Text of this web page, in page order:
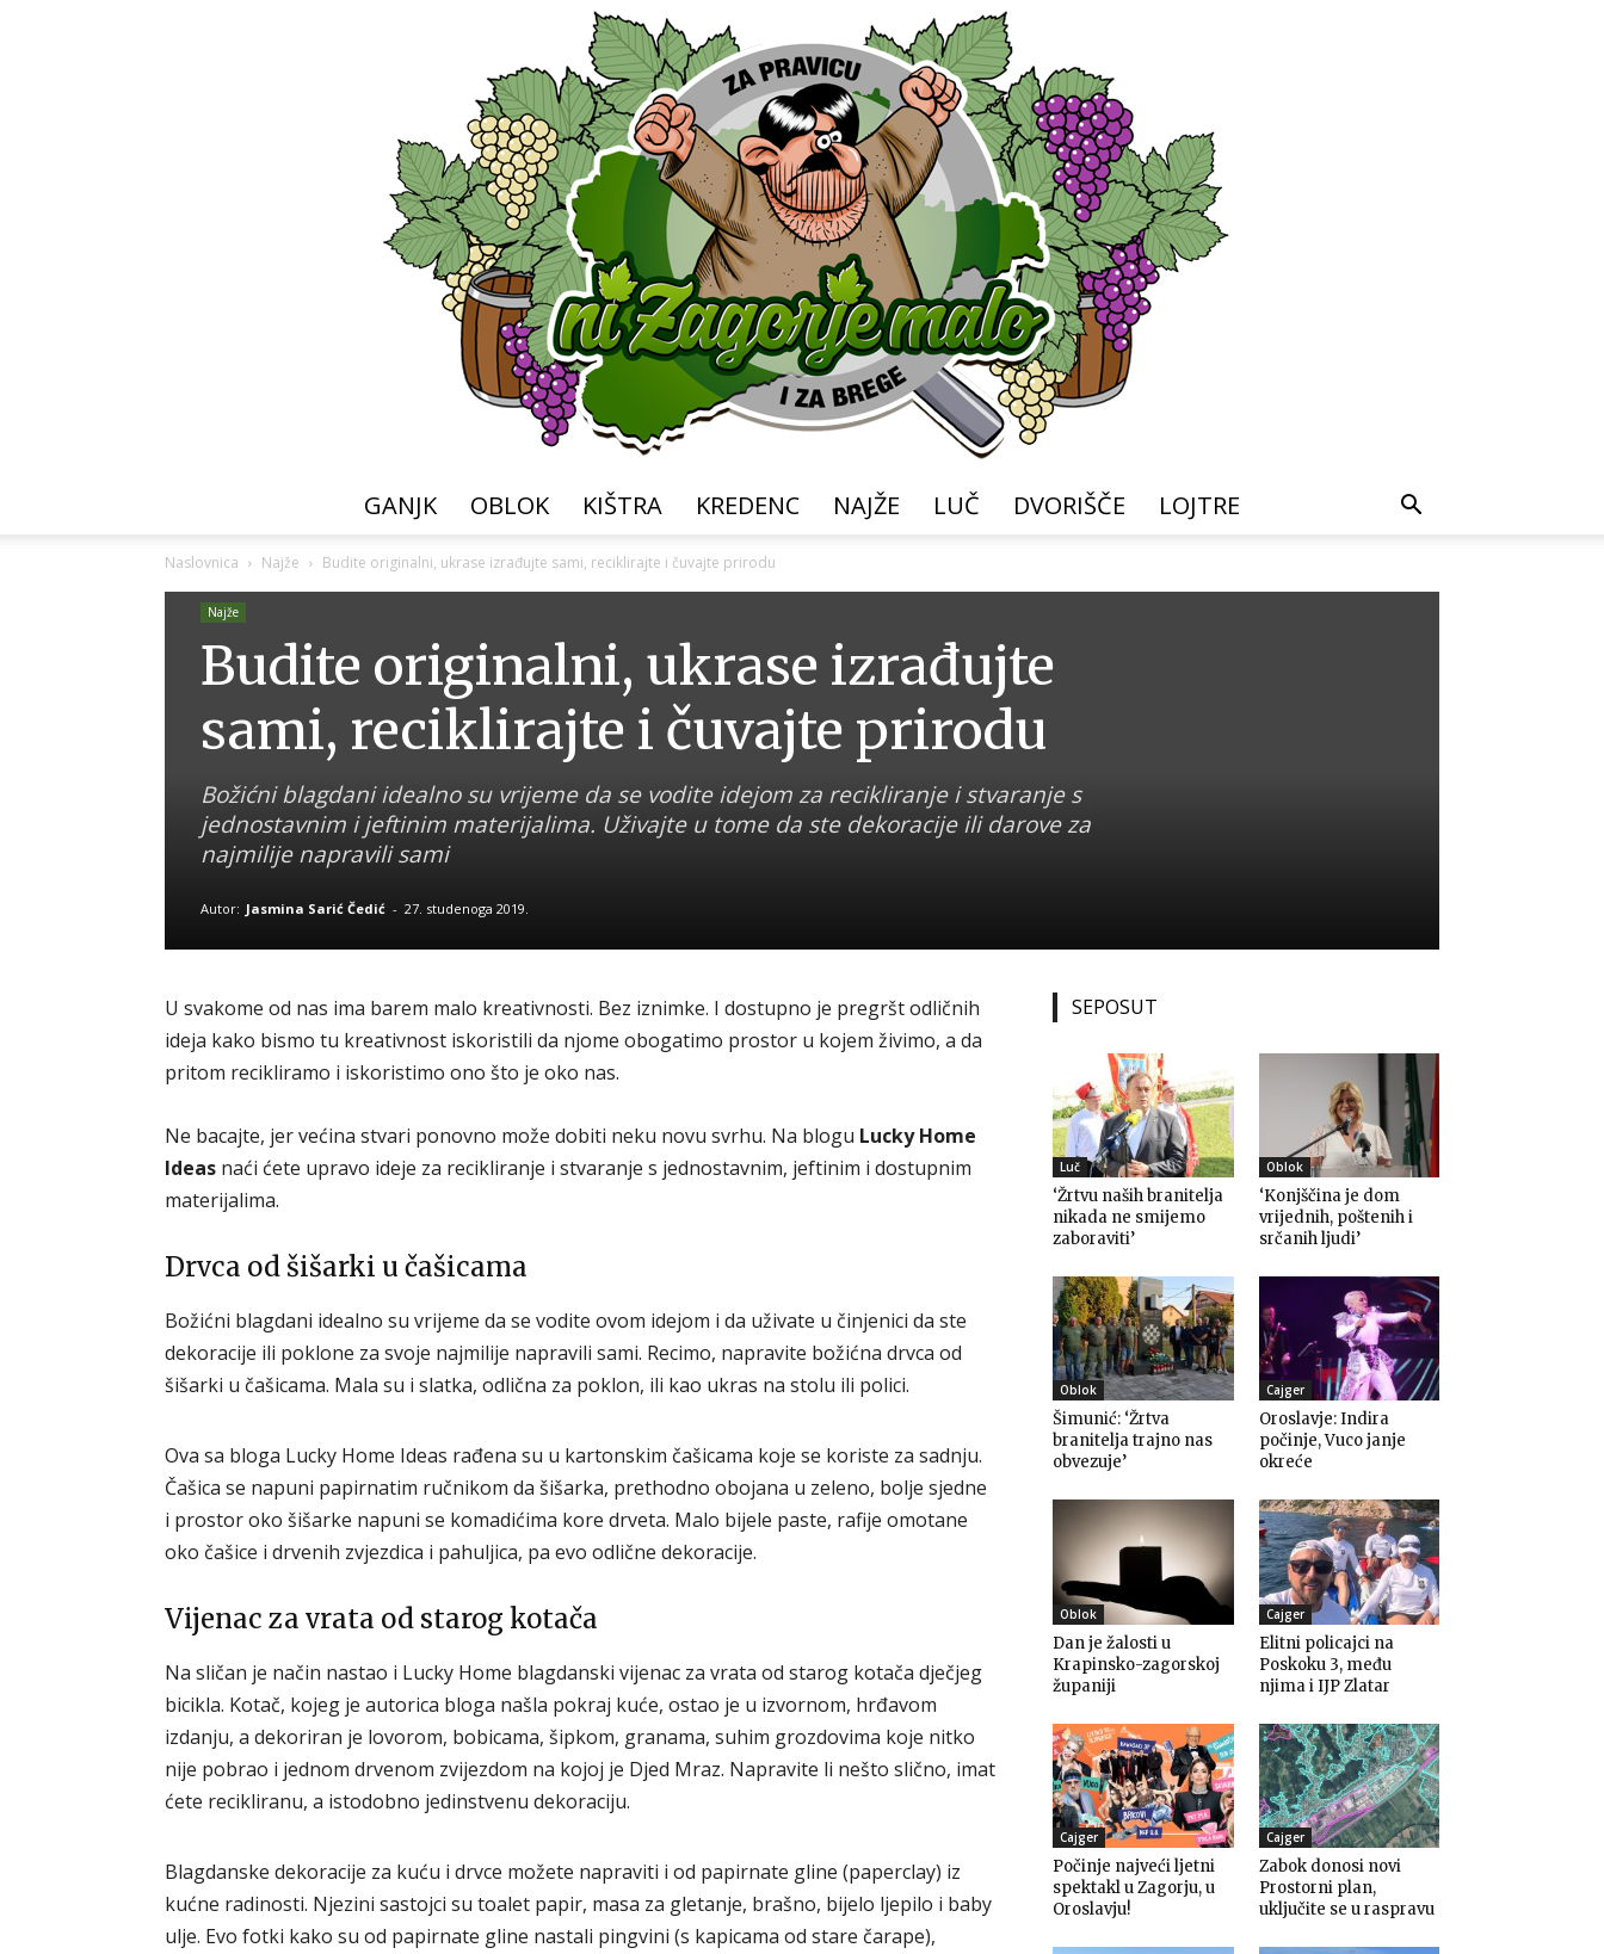
Zagorje
GANJK OBLOK KIŠTRA KREDENC NAJŽE LUČ DVORIŠČE LOJTRE
Naslovnica Najže Budite originalni, ukrase izrađujte sami, reciklirajte i čuvajte prirodu
Najže
Budite originalni, ukrase izrađujte
sami, reciklirajte i čuvajte prirodu
Božićni blagdani idealno su vrijeme da se vodite idejom za recikliranje i stvaranje s
jednostavnim i jeftinim materijalima. Uživajte u tome da ste dekoracije ili darove za
najmilije napravili sami
Autor: Jasmina Sarić Čedić - 27. studenoga 2019.
U svakome od nas ima barem malo kreativnosti. Bez iznimke. I dostupno je pregršt odličnih
ideja kako bismo tu kreativnost iskoristili da njome obogatimo prostor u kojem živimo, a da
pritom recikliramo i iskoristimo ono što je oko nas.
Ne bacajte, jer većina stvari ponovno može dobiti neku novu svrhu. Na blogu Lucky Home
Ideas naći ćete upravo ideje za recikliranje i stvaranje s jednostavnim, jeftinim i dostupnim
materijalima.
Drvca od šišarki u čašicama
Božićni blagdani idealno su vrijeme da se vodite ovom idejom i da uživate u činjenici da ste
dekoracije ili poklone za svoje najmilije napravili sami. Recimo, napravite božićna drvca od
šišarki u čašicama. Mala su i slatka, odlična za poklon, ili kao ukras na stolu ili polici.
Ova sa bloga Lucky Home Ideas rađena su u kartonskim čašicama koje se koriste za sadnju.
Čašica se napuni papirnatim ručnikom da šišarka, prethodno obojana u zeleno, bolje sjedne
i prostor oko šišarke napuni se komadićima kore drveta. Malo bijele paste, rafije omotane
oko čašice i drvenih zvjezdica i pahuljica, pa evo odlične dekoracije.
Vijenac za vrata od starog kotača
Na sličan je način nastao i Lucky Home blagdanski vijenac za vrata od starog kotača dječjeg
bicikla. Kotač, kojeg je autorica bloga našla pokraj kuće, ostao je u izvornom, hrđavom
izdanju, a dekoriran je lovorom, bobicama, šipkom, granama, suhim grozdovima koje nitko
nije pobrao i jednom drvenom zvijezdom na kojoj je Djed Mraz. Napravite li nešto slično, imat
ćete recikliranu, a istodobno jedinstvenu dekoraciju.
Blagdanske dekoracije za kuću i drvce možete napraviti i od papirnate gline (paperclay) iz
kućne radinosti. Njezini sastojci su toalet papir, masa za gletanje, brašno, bijelo ljepilo i baby
ulje. Evo fotki kako su od papirnate gline nastali pingvini (s kapicama od stare čarape),
SEPOSUT
Luč
‘Žrtvu naših branitelja
nikada ne smijemo
zaboraviti’
Oblok
‘Konjščina je dom
vrijednih, poštenih i
srčanih ljudi’
Oblok
Šimunić: ‘Žrtva
branitelja trajno nas
obvezuje’
Cajger
Oroslavje: Indira
počinje, Vuco janje
okreće
Oblok
Dan je žalosti u
Krapinsko-zagorskoj
županiji
Cajger
Elitni policajci na
Poskoku 3, među
njima i IJP Zlatar
Cajger
Počinje najveći ljetni
spektakl u Zagorju, u
Oroslavju!
Cajger
Zabok donosi novi
Prostorni plan,
uključite se u raspravu